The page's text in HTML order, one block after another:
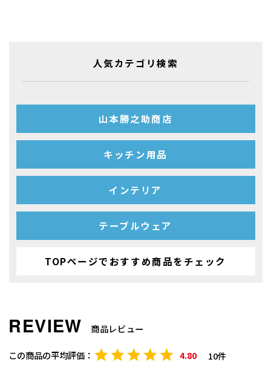
人気カテゴリ検索
山本勝之助商店
キッチン用品
インテリア
テーブルウェア
TOPページでおすすめ商品をチェック
商品レビュー
4.80 10